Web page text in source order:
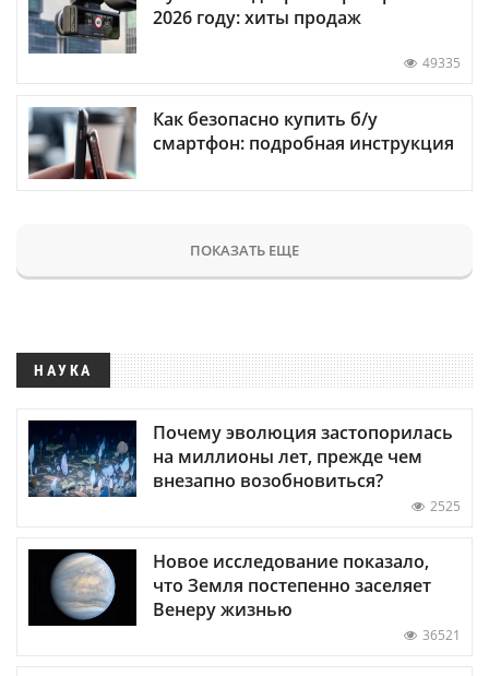
2026 году: хиты продаж
49335
Как безопасно купить б/у
смартфон: подробная инструкция
ПОКАЗАТЬ ЕЩЕ
НАУКА
Почему эволюция застопорилась
на миллионы лет, прежде чем
внезапно возобновиться?
2525
Новое исследование показало,
что Земля постепенно заселяет
Венеру жизнью
36521